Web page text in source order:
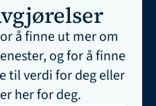
å finne ut mer om
og for å finne
til verdi for deg eller
her for deg.